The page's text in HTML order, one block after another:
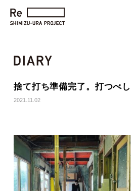
捨て打ち準備完了。打つべし
2021.11.02